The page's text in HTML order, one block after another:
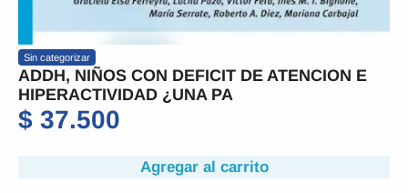
Sin categorizar
ADDH, NIÑOS CON DEFICIT DE ATENCION E
HIPERACTIVIDAD ¿UNA PA
$ 37.500
Agregar al carrito